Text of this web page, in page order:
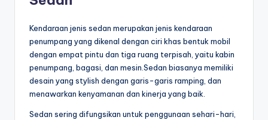
Kendaraan jenis sedan merupakan jenis kendaraan
penumpang yang dikenal dengan ciri khas bentuk mobil
dengan empat pintu dan tiga ruang terpisah, yaitu kabin
penumpang, bagasi, dan mesin.Sedan biasanya memiliki
desain yang stylish dengan garis-garis ramping, dan
menawarkan kenyamanan dan kinerja yang baik.
Sedan sering difungsikan untuk penggunaan sehari-hari,